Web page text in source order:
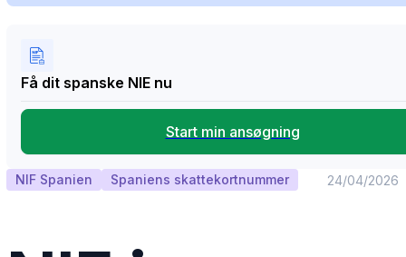
Få dit spanske NIE nu
Start min ansøgning
NIF Spanien Spaniens skattekortnummer 24/04/2026